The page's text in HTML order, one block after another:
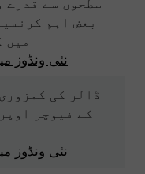
بعض اہم
میں
نئی ونڈوز
ڈالر کی
کے فیوچر
نئی ونڈوز